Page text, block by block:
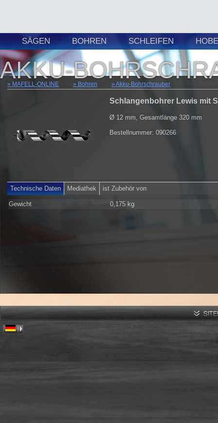
SÄGEN BOHREN SCHLEIFEN
AKKU-
MAFELL-ONLINE Bohren Akku-Bohrschrauber
Schlangenbohrer Lewis mit
Ø 12 mm, Gesamtlänge 320 mm
Bestellnummer: 090266
Technische Daten Mediathek ist Zubehör von
Gewicht 0,175 kg